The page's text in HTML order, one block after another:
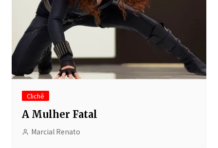
Clichê
A Mulher Fatal
Marcial Renato